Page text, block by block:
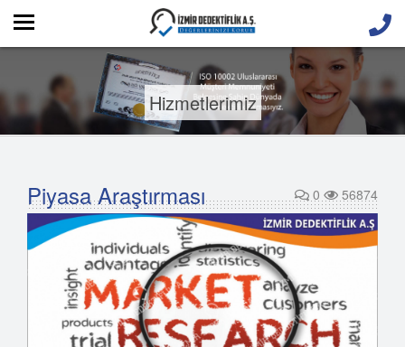
Hizmetlerimiz
Piyasa Araştırması 0 56874